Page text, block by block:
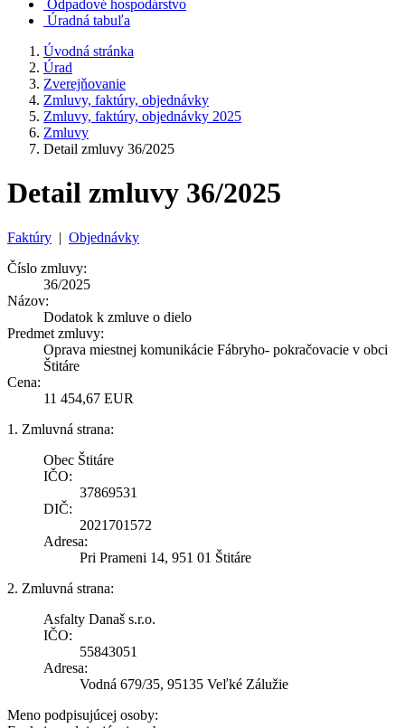
Odpadové hospodárstvo
Úradná tabuľa
Úvodná stránka
Úrad
Zverejňovanie
Zmluvy, faktúry, objednávky
Zmluvy, faktúry, objednávky 2025
Zmluvy
Detail zmluvy 36/2025
Detail zmluvy 36/2025
Faktúry | Objednávky
Číslo zmluvy:
36/2025
Názov:
Dodatok k zmluve o dielo
Predmet zmluvy:
Oprava miestnej komunikácie Fábryho- pokračovacie v obci
Štitáre
Cena:
11 454,67 EUR
1. Zmluvná strana:
Obec Štitáre
IČO:
37869531
DIČ:
2021701572
Adresa:
Pri Prameni 14, 951 01 Štitáre
2. Zmluvná strana:
Asfalty Današ s.r.o.
IČO:
55843051
Adresa:
Vodná 679/35, 95135 Veľké Zálužie
Meno podpisujúcej osoby: